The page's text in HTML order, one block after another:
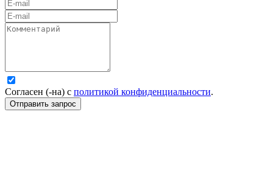
Согласен (-на) с политикой конфиденциальности.
Отправить запрос